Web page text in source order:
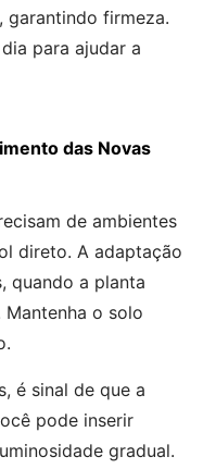
garantindo firmeza.
para ajudar a
das Novas
de ambientes
direto. A adaptação
quando a planta
o solo
é sinal de que a
pode inserir
gradual.